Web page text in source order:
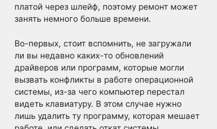
платой через шлейф, поэтому ремонт может
занять немного больше времени.
Во-первых, стоит вспомнить, не загружали
ли вы недавно каких-то обновлений
драйверов или программ, которые могли
вызвать конфликты в работе операционной
системы, из-за чего компьютер перестал
видеть клавиатуру. В этом случае нужно
лишь удалить ту программу, которая мешает